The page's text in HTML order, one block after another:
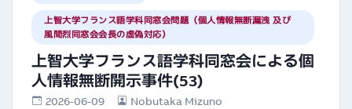
上智大学フランス語学科同窓会問題（個人情報無断漏洩 及び
風間烈同窓会会長の虚偽対応）
上智大学フランス語学科同窓会による個
人情報無断開示事件(53)
2026-06-09 Nobutaka Mizuno